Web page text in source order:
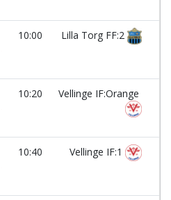
10:00 Lilla Torg FF:2
10:20 Vellinge IF:Orange
10:40 Vellinge IF:1